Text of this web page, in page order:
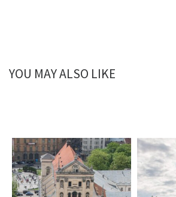
YOU MAY ALSO LIKE